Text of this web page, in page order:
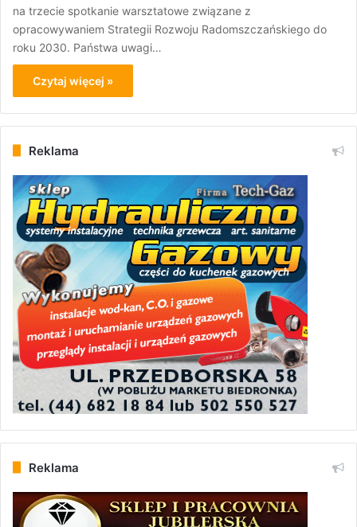
na trzecie spotkanie warsztatowe związane z
opracowywaniem Strategii Rozwoju Radomszczańskiego do
roku 2030. Państwa uwagi…
Czytaj więcej »
Reklama
Reklama